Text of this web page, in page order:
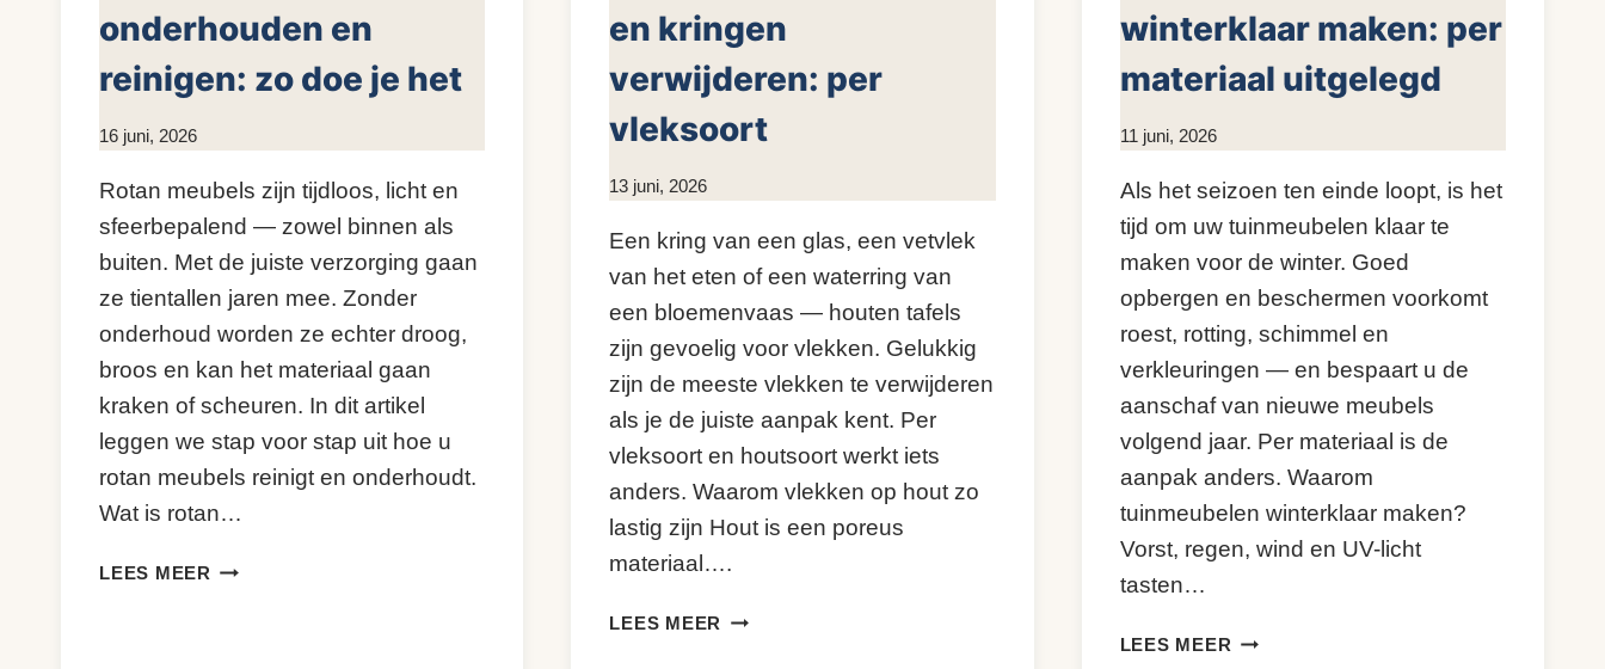
onderhouden en
reinigen: zo doe je het
Door
16 juni, 2026
Rotan meubels zijn tijdloos, licht en
sfeerbepalend — zowel binnen als
buiten. Met de juiste verzorging gaan
ze tientallen jaren mee. Zonder
onderhoud worden ze echter droog,
broos en kan het materiaal gaan
kraken of scheuren. In dit artikel
leggen we stap voor stap uit hoe u
rotan meubels reinigt en onderhoudt.
Wat is rotan…
LEES MEER ROTAN
en kringen
verwijderen: per
vleksoort
Door
13 juni, 2026
Een kring van een glas, een vetvlek
van het eten of een waterring van
een bloemenvaas — houten tafels
zijn gevoelig voor vlekken. Gelukkig
zijn de meeste vlekken te verwijderen
als je de juiste aanpak kent. Per
vleksoort en houtsoort werkt iets
anders. Waarom vlekken op hout zo
lastig zijn Hout is een poreus
materiaal….
LEES MEER HOUTEN
winterklaar maken: per
materiaal uitgelegd
Door
11 juni, 2026
Als het seizoen ten einde loopt, is het
tijd om uw tuinmeubelen klaar te
maken voor de winter. Goed
opbergen en beschermen voorkomt
roest, rotting, schimmel en
verkleuringen — en bespaart u de
aanschaf van nieuwe meubels
volgend jaar. Per materiaal is de
aanpak anders. Waarom
tuinmeubelen winterklaar maken?
Vorst, regen, wind en UV-licht
tasten…
LEES MEER TUINMEUBELEN